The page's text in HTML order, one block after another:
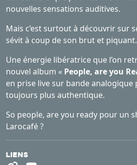
nouvelles sensations auditives.
Mais c’est surtout à découvrir sur
sévit à coup de son brut et piquant.
Une énergie libératrice que l’on
nouvel album « People, are you
en prise live sur bande analogique
toujours plus authentique.
So people, are you ready pour un
Larocafé ?
Liens